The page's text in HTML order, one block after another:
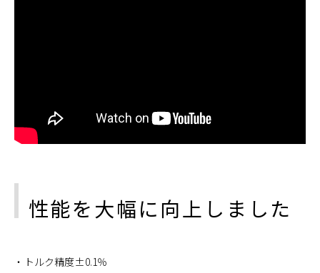
性能を大幅に向上しました
トルク精度±0.1％